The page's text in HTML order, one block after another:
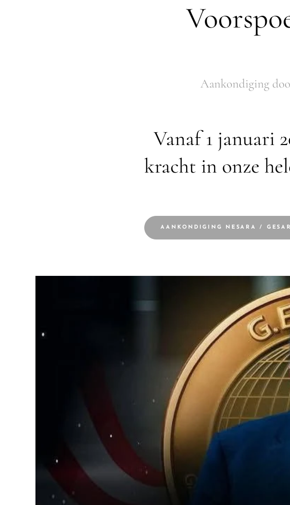
Aankondiging
Vanaf 1 januari
kracht in onze
AANKONDIGING NESARA /